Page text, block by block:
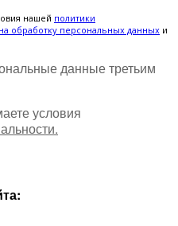
нашей политики
обработку персональных данных и
данные третьим
условия